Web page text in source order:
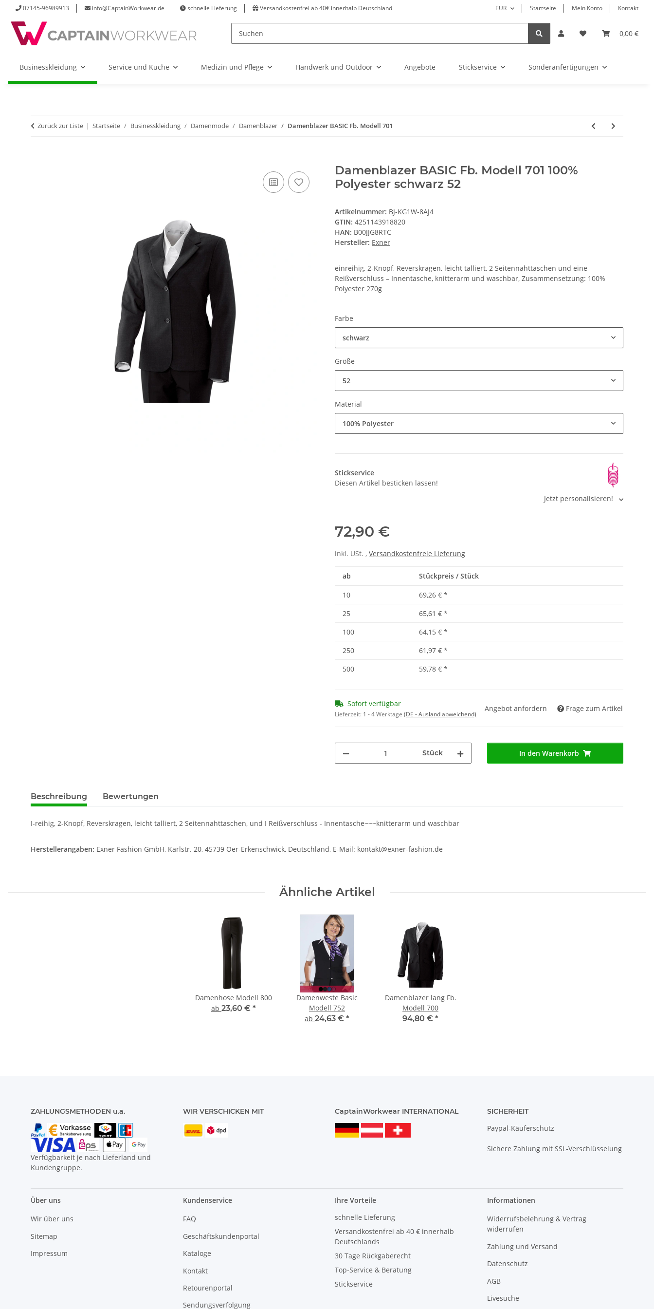
EUR Startseite Mein Konto Kontakt
07145-96989913 info@CaptainWorkwear.de schnelle Lieferung Versandkostenfrei ab 40€ innerhalb Deutschland
0,00 €
Businesskleidung Service und Küche Medizin und Pflege Handwerk und Outdoor Angebote Stickservice Sonderanfertigungen
Zurück zur Liste Startseite Businesskleidung Damenmode Damenblazer Damenblazer BASIC Fb. Modell 701
Damenblazer BASIC Fb. Modell 701 100%
Polyester schwarz 52
Artikelnummer: BJ-KG1W-8AJ4
GTIN: 4251143918820
HAN: B00JJG8RTC
Hersteller: Exner
einreihig, 2-Knopf, Reverskragen, leicht talliert, 2 Seitennahttaschen und eine
Reißverschluss – Innentasche, knitterarm und waschbar, Zusammensetzung: 100%
Polyester 270g
Farbe
schwarz
Größe
52
Material
100% Polyester
Stickservice
Diesen Artikel besticken lassen!
Jetzt personalisieren!
72,90 €
inkl. USt. , Versandkostenfreie Lieferung
ab Stückpreis / Stück
10 69,26 € *
25
65,61 € *
100
64,15 € *
250
61,97 € *
500
59,78 € *
Sofort verfügbar
Lieferzeit: 1 - 4 Werktage (DE - Ausland abweichend)
Angebot anfordern Frage zum Artikel
Stück In den Warenkorb
Beschreibung Bewertungen
I-reihig, 2-Knopf, Reverskragen, leicht talliert, 2 Seitennahttaschen, und I Reißverschluss - Innentasche~~~knitterarm und waschbar
Herstellerangaben: Exner Fashion GmbH, Karlstr. 20, 45739 Oer-Erkenschwick, Deutschland, E-Mail: kontakt@exner-fashion.de
Ähnliche Artikel
Damenhose Modell 800
ab 23,60 € *
Damenweste Basic
Modell 752
ab 24,63 € *
Damenblazer lang Fb.
Modell 700
94,80 € *
ZAHLUNGSMETHODEN u.a.
Verfügbarkeit je nach Lieferland und
Kundengruppe.
WIR VERSCHICKEN MIT CaptainWorkwear INTERNATIONAL SICHERHEIT
Paypal-Käuferschutz
Sichere Zahlung mit SSL-Verschlüsselung
Über uns
Wir über uns
Sitemap
Impressum
Kundenservice
FAQ
Geschäftskundenportal
Kataloge
Kontakt
Retourenportal
Sendungsverfolgung
Ihre Vorteile
schnelle Lieferung
Versandkostenfrei ab 40 € innerhalb
Deutschlands
30 Tage Rückgaberecht
Top-Service & Beratung
Stickservice
Informationen
Widerrufsbelehrung & Vertrag
widerrufen
Zahlung und Versand
Datenschutz
AGB
Livesuche